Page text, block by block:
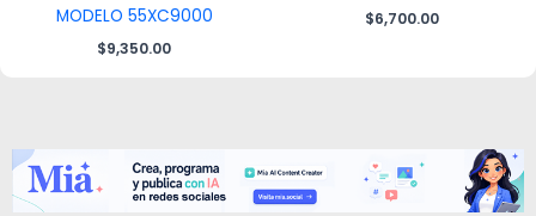
MODELO 55XC9000
$9,350.00
$6,700.00